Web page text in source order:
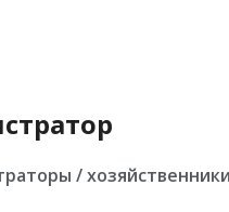
/ хозяйственники